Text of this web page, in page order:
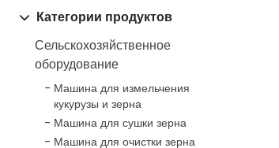
Категории продуктов
Сельскохозяйственное
оборудование
Машина для измельчения
кукурузы и зерна
Машина для сушки зерна
Машина для очистки зерна